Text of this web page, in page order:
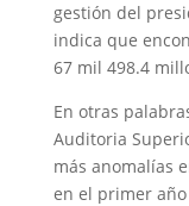
gestión del
indica que
67 mil 498.4
En otras
Auditoria
más anomalías
en el primer